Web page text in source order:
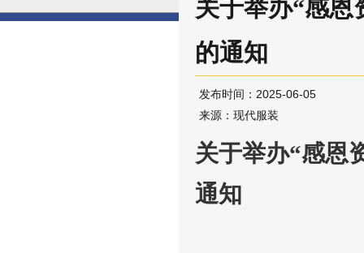
关于举办“感恩
的通知
发布时间：2025-06-05
来源：现代服装
关于举办“感恩
通知